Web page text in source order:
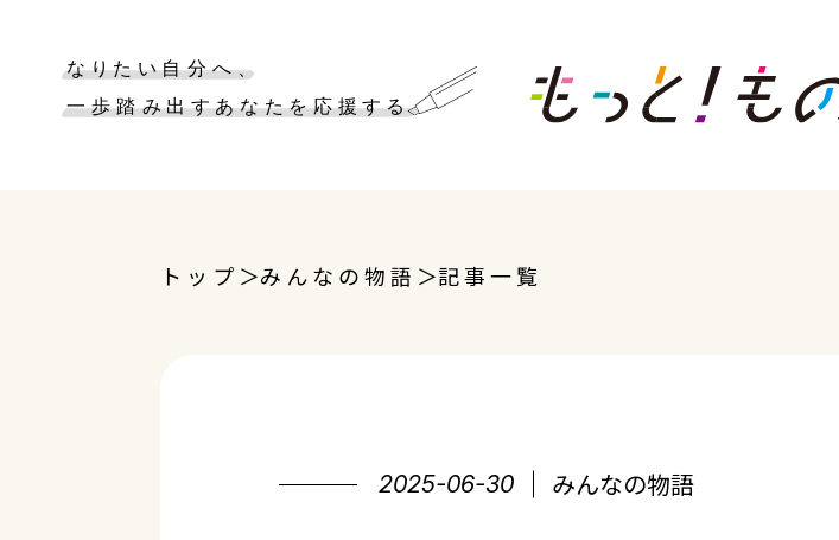
トップ みんなの物語 記事一覧
2025-06-30 みんなの物語